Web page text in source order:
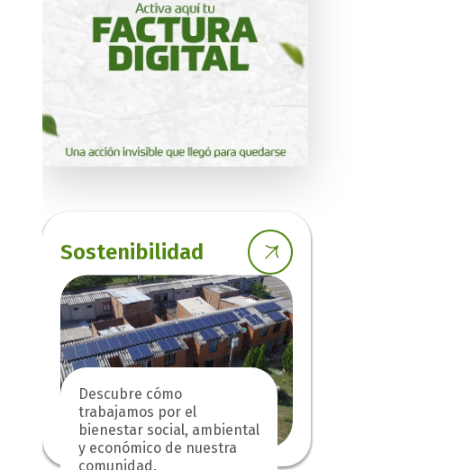
Sostenibilidad
Descubre cómo
trabajamos por el
bienestar social, ambiental
y económico de nuestra
comunidad.